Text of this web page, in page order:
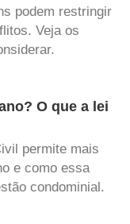
podem restringir
Veja os
O que a lei
permite mais
e como essa
condominial.